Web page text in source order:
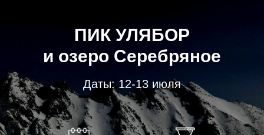
ПИК УЛЯБОР
и озеро Серебряное
Даты: 12-13 июля